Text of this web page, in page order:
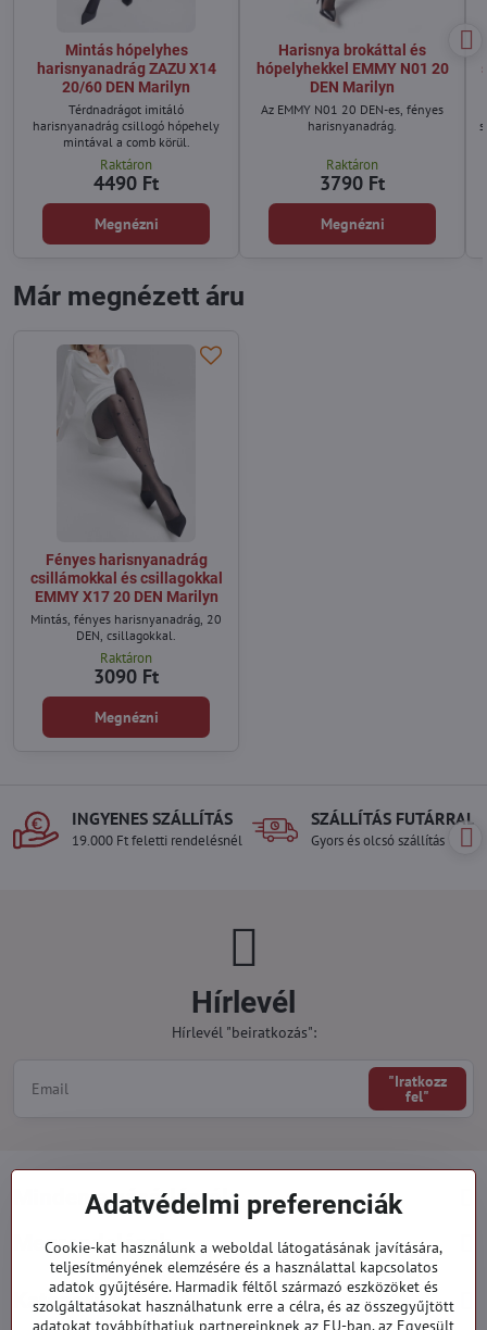
Mintás hópelyhes
harisnyanadrág ZAZU X14
20/60 DEN Marilyn
Térdnadrágot imitáló
harisnyanadrág csillogó hópehely
mintával a comb körül.
Raktáron
4490 Ft
Megnézni
Harisnya brokáttal és
hópelyhekkel EMMY N01 20
DEN Marilyn
Az EMMY N01 20 DEN-es, fényes
harisnyanadrág.
Raktáron
3790 Ft
Megnézni
Már megnézett áru
Fényes harisnyanadrág
csillámokkal és csillagokkal
EMMY X17 20 DEN Marilyn
Mintás, fényes harisnyanadrág, 20
DEN, csillagokkal.
Raktáron
3090 Ft
Megnézni
INGYENES SZÁLLÍTÁS
19.000 Ft feletti rendelésnél
SZÁLLÍTÁS FUTÁRRAL
Gyors és olcsó szállítás
Hírlevél
Hírlevél "beiratkozás":
"Iratkozz
fel"
Minden a vásárlásról
Megrendelések
Kategóriák
Adatvédelmi preferenciák
Cookie-kat használunk a weboldal látogatásának javítására,
teljesítményének elemzésére és a használattal kapcsolatos
adatok gyűjtésére. Harmadik féltől származó eszközöket és
szolgáltatásokat használhatunk erre a célra, és az összegyűjtött
adatokat továbbíthatjuk partnereinknek az EU-ban, az Egyesült